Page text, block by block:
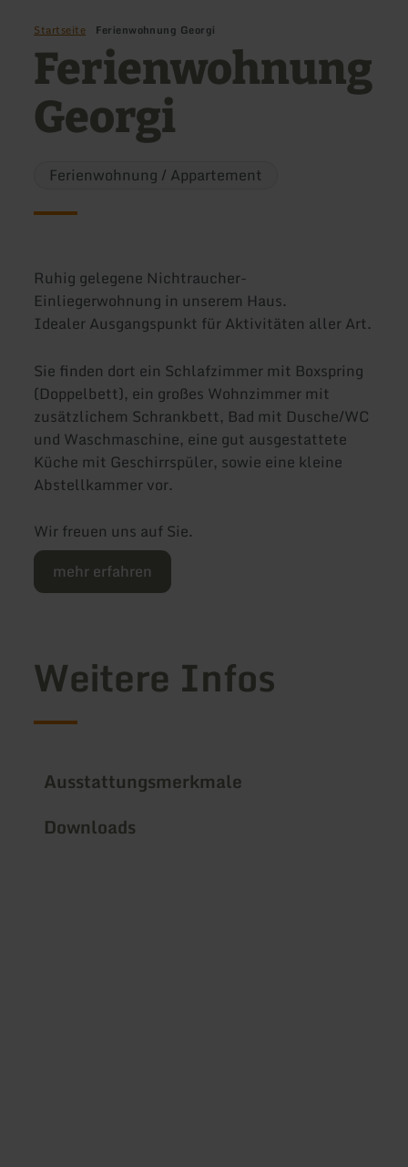
Startseite Ferienwohnung Georgi
Ferienwohnung
Georgi
Ferienwohnung / Appartement
Ruhig gelegene Nichtraucher-
Einliegerwohnung in unserem Haus.
Idealer Ausgangspunkt für Aktivitäten aller Art.
Sie finden dort ein Schlafzimmer mit Boxspring
(Doppelbett), ein großes Wohnzimmer mit
zusätzlichem Schrankbett, Bad mit Dusche/WC
und Waschmaschine, eine gut ausgestattete
Küche mit Geschirrspüler, sowie eine kleine
Abstellkammer vor.
Wir freuen uns auf Sie.
mehr erfahren
Weitere Infos
Ausstattungsmerkmale
Downloads